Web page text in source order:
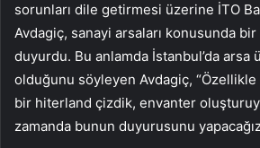
sorunları dile getirmesi üzerine İTO
Avdagiç, sanayi arsaları konusunda bir
duyurdu. Bu anlamda İstanbul’da arsa
olduğunu söyleyen Avdagiç,
bir hiterland çizdik, envanter
zamanda bunun duyurusunu